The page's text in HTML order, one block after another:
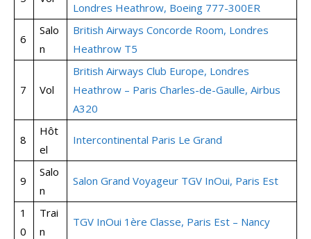
Londres Heathrow, Boeing 777-300ER
6
Salo
n
British Airways Concorde Room, Londres
Heathrow T5
7 Vol
British Airways Club Europe, Londres
Heathrow – Paris Charles-de-Gaulle, Airbus
A320
8
Hôt
el
Intercontinental Paris Le Grand
9
Salo
n
Salon Grand Voyageur TGV InOui, Paris Est
1
0
Trai
n
TGV InOui 1ère Classe, Paris Est – Nancy